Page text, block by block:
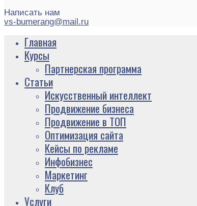
Написать нам
vs-bumerang@mail.ru
Главная
Курсы
Партнерская программа
Статьи
Искусственный интеллект
Продвижение бизнеса
Продвижение в ТОП
Оптимизация сайта
Кейсы по рекламе
Инфобизнес
Маркетинг
Клуб
Услуги